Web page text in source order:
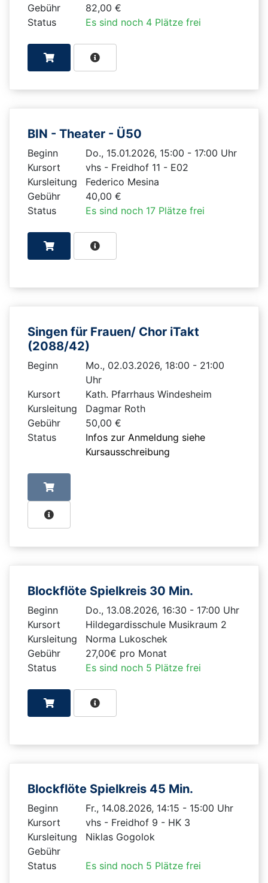
Gebühr
82,00 €
Status
Es sind noch 4 Plätze frei
BIN - Theater - Ü50
Beginn
Do., 15.01.2026, 15:00 - 17:00 Uhr
Kursort
vhs - Freidhof 11 - E02
Kursleitung
Federico Mesina
Gebühr
40,00 €
Status
Es sind noch 17 Plätze frei
Singen für Frauen/ Chor iTakt
(2088/42)
Beginn
Mo., 02.03.2026, 18:00 - 21:00
Uhr
Kursort
Kath. Pfarrhaus Windesheim
Kursleitung
Dagmar Roth
Gebühr
50,00 €
Status
Infos zur Anmeldung siehe
Kursausschreibung
Blockflöte Spielkreis 30 Min.
Beginn
Do., 13.08.2026, 16:30 - 17:00 Uhr
Kursort
Hildegardisschule Musikraum 2
Kursleitung
Norma Lukoschek
Gebühr
27,00€ pro Monat
Status
Es sind noch 5 Plätze frei
Blockflöte Spielkreis 45 Min.
Beginn
Fr., 14.08.2026, 14:15 - 15:00 Uhr
Kursort
vhs - Freidhof 9 - HK 3
Kursleitung
Niklas Gogolok
Gebühr
Status
Es sind noch 5 Plätze frei